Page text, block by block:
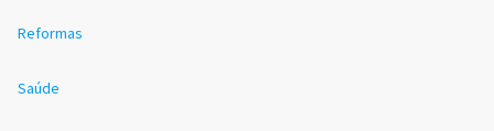
Reformas
Saúde